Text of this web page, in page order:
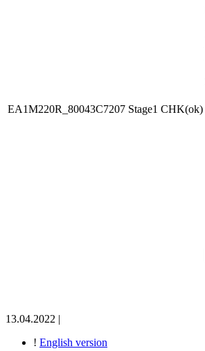
EA1M220R_80043C7207 Stage1 CHK(ok)
13.04.2022 |
! English version